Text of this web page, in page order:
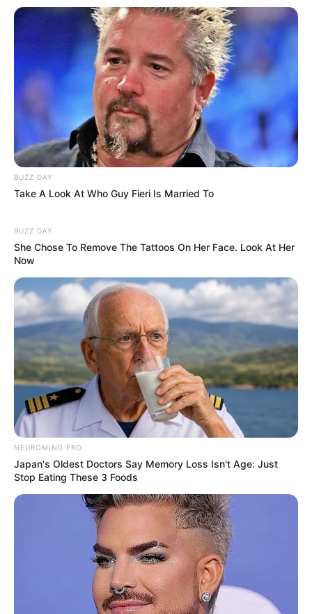
BUZZ DAY
Take A Look At Who Guy Fieri Is Married To
BUZZ DAY
She Chose To Remove The Tattoos On Her Face. Look At Her
Now
NEUROMIND PRO
Japan's Oldest Doctors Say Memory Loss Isn't Age: Just
Stop Eating These 3 Foods